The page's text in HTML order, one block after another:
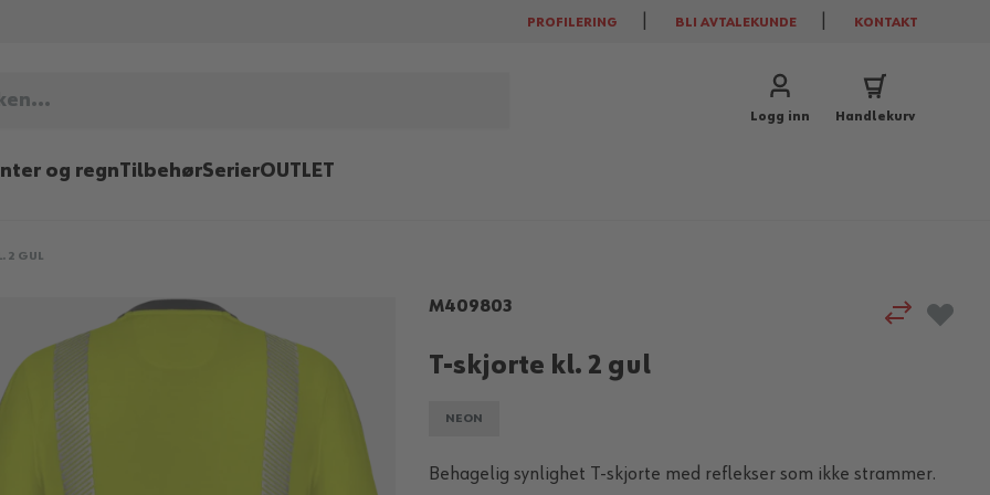
PROFILERING BLI AVTALEKUNDE KONTAKT
Logg inn Handlekurv
og regnTilbehørSerierOUTLET
2 GUL
M409803
T-skjorte kl. 2 gul
NEON
Behagelig synlighet T-skjorte med reflekser som ikke strammer.